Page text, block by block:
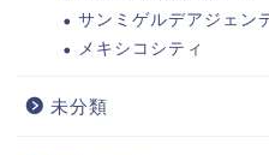
サンミゲルデアジェン
メキシコシティ
未分類